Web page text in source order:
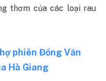
thơm của các loại rau
phiên Đồng Văn
Hà Giang